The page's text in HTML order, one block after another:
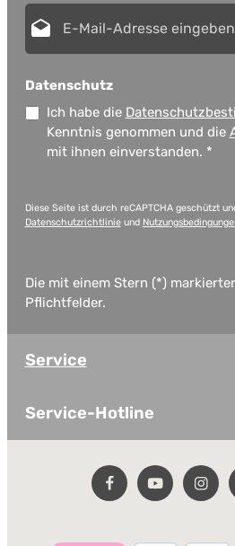
Datenschutz
Ich habe die
Kenntnis genommen und die
mit ihnen einverstanden. *
Diese Seite ist durch reCAPTCHA geschützt
Datenschutzrichtlinieund
Die mit einem Stern (*)
Pflichtfelder.
Service
Service-Hotline